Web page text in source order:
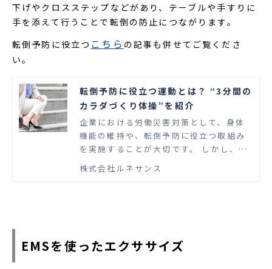
下げやクロスステップなどがあり、テーブルや手すりに
手を添えて行うことで転倒の防止につながります。
転倒予防に役立つ こちら の記事も併せてご覧くださ
い。
転倒予防に役立つ運動とは？ “3分間の
カラダづくり体操”を紹介
企業における労働災害対策として、身体
機能の維持や、転倒予防に役立つ取組み
を実施することが大切です。 しかし、健
康経営に取組む企業の人事担当者や安全
衛生担当者のなかには、「どのような運
のセルフチェックを紹介します。
株式会社ルネサンス
EMSを使ったエクササイズ